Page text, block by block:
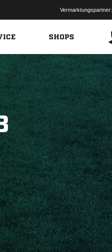
Vermarktungspartner:
SHOPS